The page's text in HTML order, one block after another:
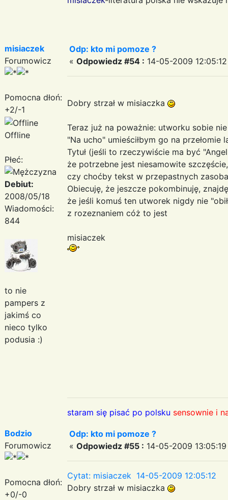
misiaczek
Forumowicz
Pomocna dłoń:
+2/-1
Offline
Płeć:
Debiut:
2008/05/18
Wiadomości:
844
to nie
pampers z
jakimś co
nieco tylko
podusia :)
Odp: kto mi pomoze ?
« Odpowiedz #54 : 14-05-2009
Dobry strzał w misiaczka
Teraz już na poważnie: utworku sobie
"Na ucho" umieściłbym go na
Tytuł (jeśli to rzeczywiście ma być
że potrzebne jest niesamowite
czy choćby tekst w przepastnych
Obiecuję, że jeszcze pokombinuję,
że jeśli komuś ten utworek nigdy nie
z rozeznaniem cóż to jest
misiaczek
staram się pisać po polsku sensownie i
Bodzio
Forumowicz
Pomocna dłoń:
+0/-0
Odp: kto mi pomoze ?
« Odpowiedz #55 : 14-05-2009
Cytat: misiaczek 14-05-2009 12:05:12
Dobry strzał w misiaczka